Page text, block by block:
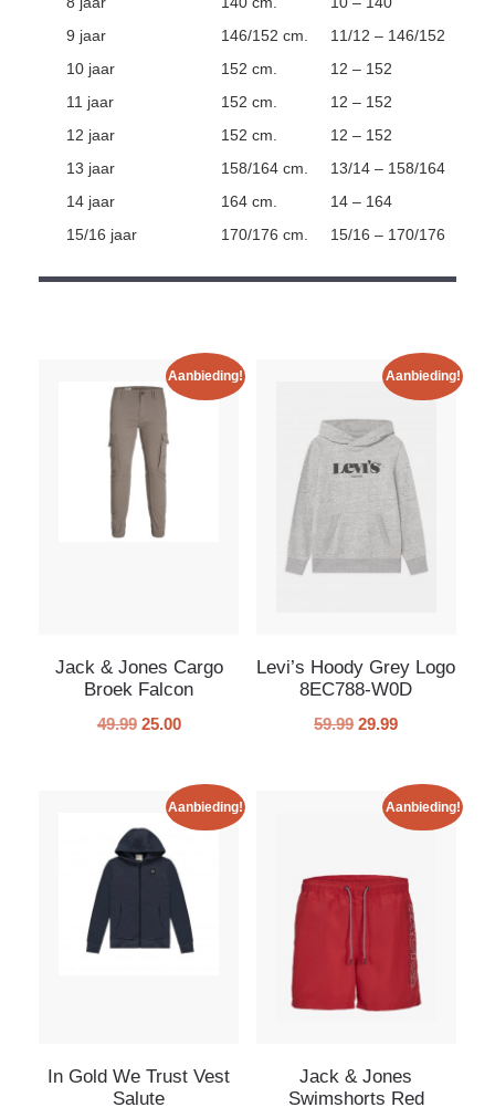
9 jaar
146/152 cm.
11/12 – 146/152
10 jaar
152 cm.
12 – 152
11 jaar
152 cm.
12 – 152
12 jaar
152 cm.
12 – 152
13 jaar
158/164 cm.
13/14 – 158/164
14 jaar
164 cm.
14 – 164
15/16 jaar
170/176 cm. 15/16 – 170/176
Aanbieding!
Jack & Jones Cargo
Broek Falcon
49.99 25.00
Aanbieding!
Levi’s Hoody Grey Logo
8EC788-W0D
59.99 29.99
Aanbieding!
In Gold We Trust Vest
Salute
Aanbieding!
Jack & Jones
Swimshorts Red